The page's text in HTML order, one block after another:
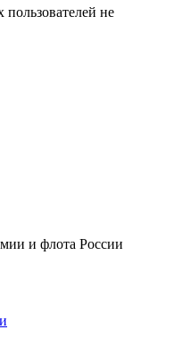
не
и флота России